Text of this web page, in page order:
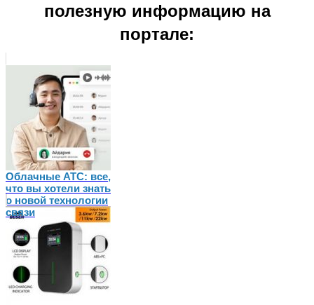
полезную информацию на
портале:
Облачные АТС: все,
что вы хотели знать
о новой технологии
связи